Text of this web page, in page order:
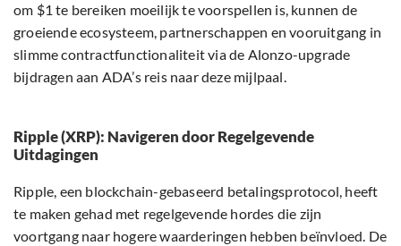
om $1 te bereiken moeilijk te voorspellen is, kunnen de
groeiende ecosysteem, partnerschappen en vooruitgang in
slimme contractfunctionaliteit via de Alonzo-upgrade
bijdragen aan ADA’s reis naar deze mijlpaal.
Ripple (XRP): Navigeren door Regelgevende
Uitdagingen
Ripple, een blockchain-gebaseerd betalingsprotocol, heeft
te maken gehad met regelgevende hordes die zijn
voortgang naar hogere waarderingen hebben beïnvloed. De